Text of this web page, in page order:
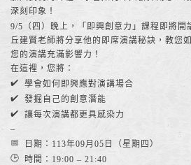
深刻印象！
9/5（四）晚上，「即興創意力」課程即將開
丘建賢老師將分享他的即席演講秘訣，教您
您的演講充滿影響力！
在這裡，您將：
學會如何即興應對演講場合
發掘自己的創意潛能
讓每次演講都更具感染力
–
日期：113年09月05日（星期四）
時間：19:00 – 21:40